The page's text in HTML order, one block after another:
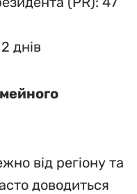
днів
від регіону та
доводиться